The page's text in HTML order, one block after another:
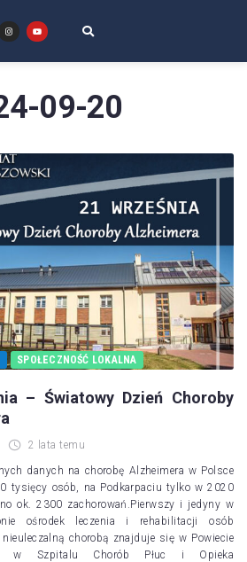
09-20
SPOŁECZNOŚĆ LOKALNA
– Światowy Dzień Choroby
2 lata temu
danych na chorobę Alzheimera w Polsce
tysięcy osób, na Podkarpaciu tylko w 2020
ok. 2300 zachorowań.Pierwszy i jedyny w
ośrodek leczenia i rehabilitacji osób
chorobą znajduje się w Powiecie
w Szpitalu Chorób Płuc i Opieka